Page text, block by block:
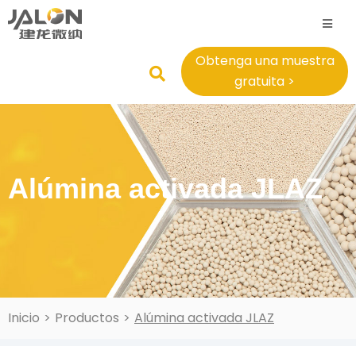
Obtenga una muestra
gratuita >
Alúmina activada JLAZ
Inicio > Productos > Alúmina activada JLAZ